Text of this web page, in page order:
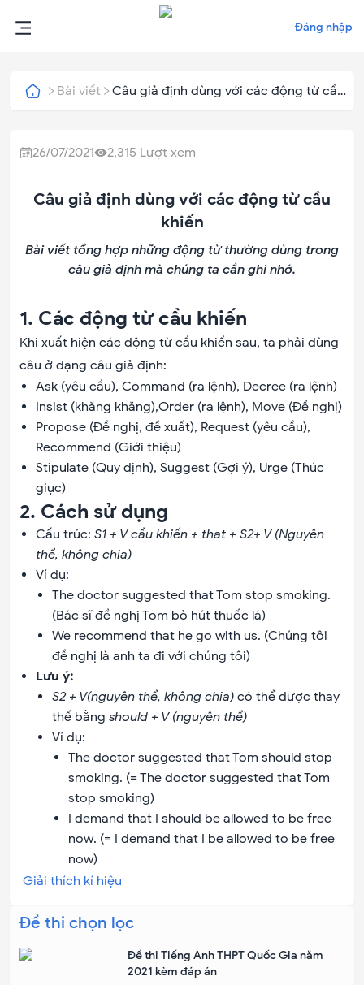
Đăng nhập
Bài viết
Câu giả định dùng với các động từ cầu
26/07/2021 2,315 Lượt xem
Câu giả định dùng với các động từ cầu
khiến
Bài viết tổng hợp những động từ thường dùng trong
câu giả định mà chúng ta cần ghi nhớ.
1. Các động từ cầu khiến
Khi xuất hiện các động từ cầu khiến sau, ta phải dùng
câu ở dạng câu giả định:
Ask (yêu cầu), Command (ra lệnh), Decree (ra lệnh)
Insist (khăng khăng),Order (ra lệnh), Move (Đề nghị)
Propose (Đề nghị, đề xuất), Request (yêu cầu),
Recommend (Giới thiệu)
Stipulate (Quy định), Suggest (Gợi ý), Urge (Thúc
giục)
2. Cách sử dụng
Cấu trúc: S1 + V cầu khiến + that + S2+ V (Nguyên
thể, không chia)
Ví dụ:
The doctor suggested that Tom stop smoking.
(Bác sĩ đề nghị Tom bỏ hút thuốc lá)
We recommend that he go with us. (Chúng tôi
đề nghị là anh ta đi với chúng tôi)
Lưu ý:
S2 + V(nguyên thể, không chia) có thể được thay
thế bằng should + V (nguyên thể)
Ví dụ:
The doctor suggested that Tom should stop
smoking. (= The doctor suggested that Tom
stop smoking)
I demand that I should be allowed to be free
now. (= I demand that I be allowed to be free
now)
Giải thích kí hiệu
Đề thi chọn lọc
Đề thi Tiếng Anh THPT Quốc Gia năm
2021 kèm đáp án